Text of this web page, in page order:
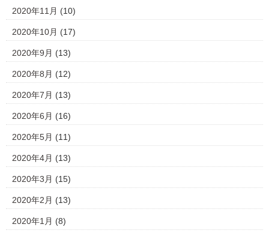
2020年11月 (10)
2020年10月 (17)
2020年9月 (13)
2020年8月 (12)
2020年7月 (13)
2020年6月 (16)
2020年5月 (11)
2020年4月 (13)
2020年3月 (15)
2020年2月 (13)
2020年1月 (8)